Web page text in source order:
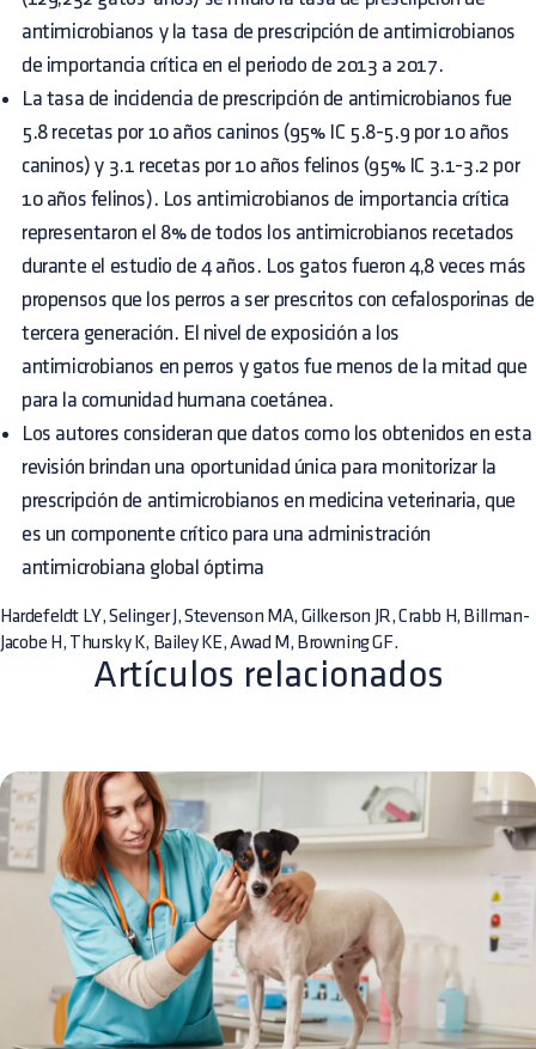
antimicrobianos y la tasa de prescripción de antimicrobianos
de importancia crítica en el periodo de 2013 a 2017.
La tasa de incidencia de prescripción de antimicrobianos fue
5.8 recetas por 10 años caninos (95% IC 5.8-5.9 por 10 años
caninos) y 3.1 recetas por 10 años felinos (95% IC 3.1-3.2 por
10 años felinos). Los antimicrobianos de importancia crítica
representaron el 8% de todos los antimicrobianos recetados
durante el estudio de 4 años. Los gatos fueron 4,8 veces más
propensos que los perros a ser prescritos con cefalosporinas de
tercera generación. El nivel de exposición a los
antimicrobianos en perros y gatos fue menos de la mitad que
para la comunidad humana coetánea.
Los autores consideran que datos como los obtenidos en esta
revisión brindan una oportunidad única para monitorizar la
prescripción de antimicrobianos en medicina veterinaria, que
es un componente crítico para una administración
antimicrobiana global óptima
Hardefeldt LY, Selinger J, Stevenson MA, Gilkerson JR, Crabb H, Billman-
Jacobe H, Thursky K, Bailey KE, Awad M, Browning GF.
Artículos relacionados